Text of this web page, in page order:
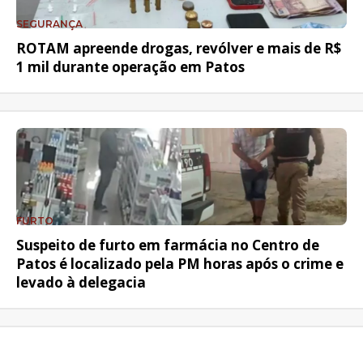
SEGURANÇA
ROTAM apreende drogas, revólver e mais de R$
1 mil durante operação em Patos
FURTO
Suspeito de furto em farmácia no Centro de
Patos é localizado pela PM horas após o crime e
levado à delegacia